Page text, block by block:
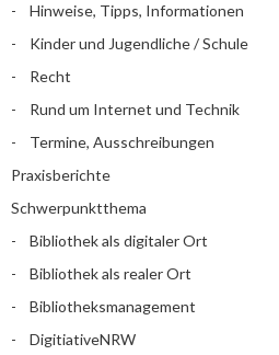
Hinweise, Tipps, Informationen
Kinder und Jugendliche / Schule
Recht
Rund um Internet und Technik
Termine, Ausschreibungen
Praxisberichte
Schwerpunktthema
Bibliothek als digitaler Ort
Bibliothek als realer Ort
Bibliotheksmanagement
DigitiativeNRW